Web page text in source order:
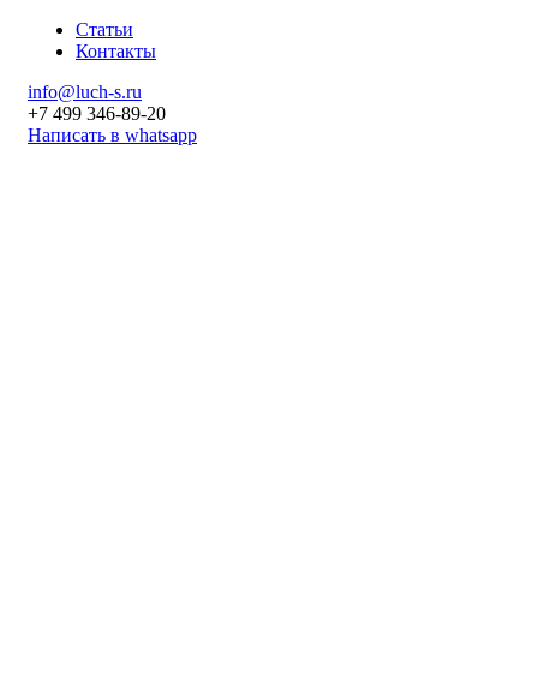
Статьи
Контакты
info@luch-s.ru
+7 499 346-89-20
Написать в whatsapp